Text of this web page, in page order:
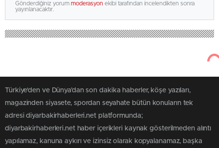
Gönderdiğiniz yorum moderasyon ekibi tarafından incelendikten sonra
yayınlanacaktır.
Türkiye'den ve Dünya’dan son dakika haberler, köşe yazıları,
magazinden siyasete, spordan seyahate bütün konuların tek
adresi diyarbakirhaberleri.net platformunda;
diyarbakirhaberleri.net haber içerikleri kaynak gösterilmeden alıntı
yapılamaz, kanuna aykırı ve izinsiz olarak kopyalanamaz, başka